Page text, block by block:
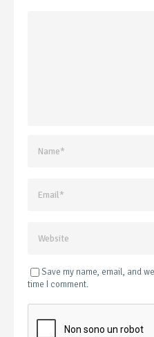
Save my name, email, and
time I comment.